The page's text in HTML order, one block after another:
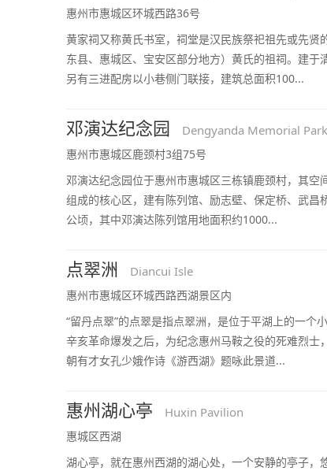
惠州市惠城区环城西路36号
黄家祠又称黄氏书室，祠堂是汉民族祭祀祖先或先
东县、惠城区、宝安区部分地方）黄氏的祖祠。建
另有三进配房以小巷侧门联接，建筑总面积100...
邓演达纪念园 Dengyanda Memorial Park
惠州市惠城区鹿颈村3组75号
邓演达纪念园位于惠州市惠城区三栋镇鹿颈村，其空
组成的核心区，建有陈列馆、励志壁、保定桥、武
公顷，其中邓演达陈列馆用地面积约1000...
点翠洲 Diancui Isle
惠州市惠城区环城西路西湖景区内
“留丹点翠”的点翠是指点翠洲，是位于平湖上的一个
辛亥革命爆发之后，为纪念惠州马鞍之役的死难烈士
朝有才女孔少娥作诗《游西湖》题咏此景道...
惠州湖心亭 Huxin Pavilion
惠城区西湖
湖心亭，就在惠州西湖的湖心处，一个安静的亭子，